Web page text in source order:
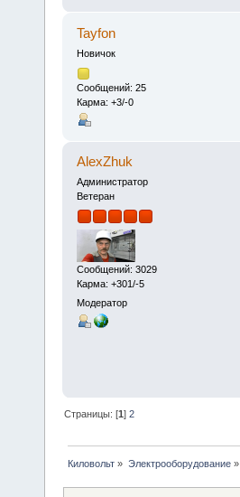
Tayfon
Новичок
Сообщений: 25
Карма: +3/-0
AlexZhuk
Администратор
Ветеран
Сообщений: 3029
Карма: +301/-5
Модератор
Страницы: [1]2
Киловольт » Электрооборудование»